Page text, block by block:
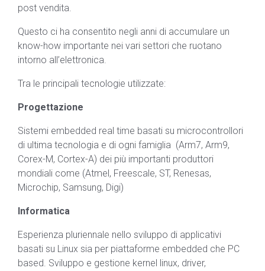
post vendita.
Questo ci ha consentito negli anni di accumulare un
know-how importante nei vari settori che ruotano
intorno all’elettronica.
Tra le principali tecnologie utilizzate:
Progettazione
Sistemi embedded real time basati su microcontrollori
di ultima tecnologia e di ogni famiglia (Arm7, Arm9,
Corex-M, Cortex-A) dei più importanti produttori
mondiali come (Atmel, Freescale, ST, Renesas,
Microchip, Samsung, Digi)
Informatica
Esperienza pluriennale nello sviluppo di applicativi
basati su Linux sia per piattaforme embedded che PC
based. Sviluppo e gestione kernel linux, driver,